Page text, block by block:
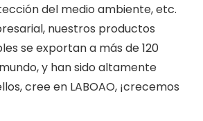
del medio ambiente, etc.
nuestros productos
se exportan a más de 120
y han sido altamente
cree en LABOAO, ¡crecemos